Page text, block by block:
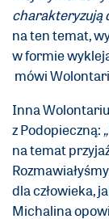
charakteryzują
na ten temat,
w formie
mówi
Inna
z Podopieczną: „
na temat
dla człowieka,
Michalina